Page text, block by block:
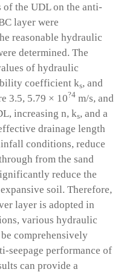
the UDL on the anti-
layer were
reasonable hydraulic
determined. The
of hydraulic
coefficient ks, and
3.5, 5.79 × 10?4 m/s, and
increasing n, ks, and a
drainage length
conditions, reduce
from the sand
reduce the
soil. Therefore,
layer is adopted in
various hydraulic
comprehensively
seepage performance of
can provide a